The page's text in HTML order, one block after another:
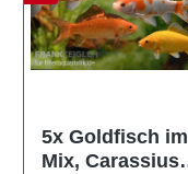
5x Goldfisch im
Mix, Carassius